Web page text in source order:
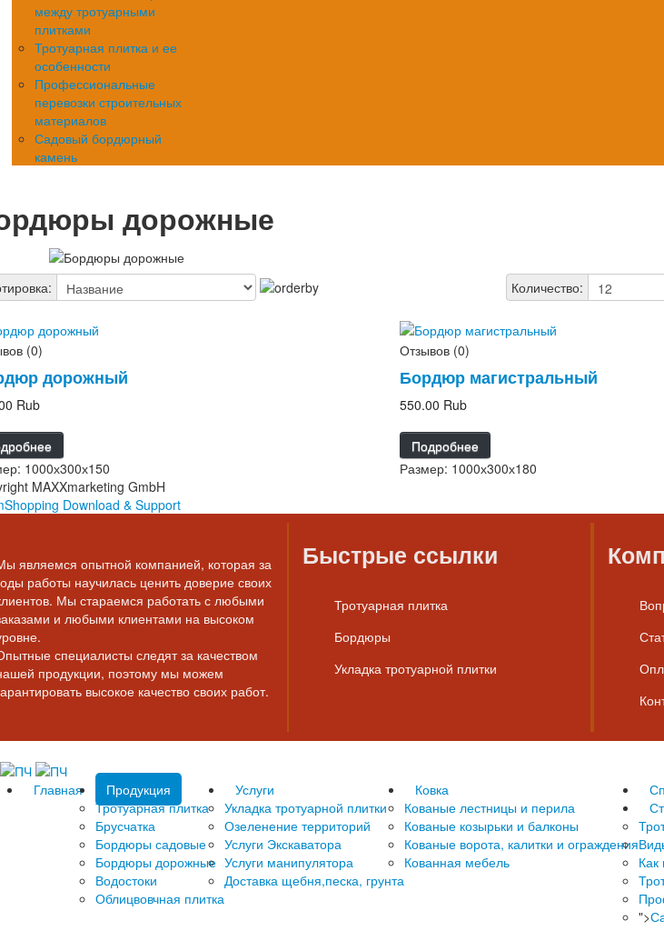
между тротуарными
плитками
Тротуарная плитка и ее
особенности
Профессиональные
перевозки строительных
материалов
Садовый бордюрный
камень
дорожные
Количество:
(0)
дорожный
Rub
1000х300х150
Отзывов (0)
Бордюр магистральный
550.00 Rub
Подробнее
Размер: 1000х300х180
MAXXmarketing GmbH
Download & Support
являемся опытной компанией, которая за
работы научилась ценить доверие своих
Мы стараемся работать с любыми
и любыми клиентами на высоком
специалисты следят за качеством
продукции, поэтому мы можем
высокое качество своих работ.
Быстрые ссылки
Тротуарная плитка
Бордюры
Укладка тротуарной плитки
Главная
Продукция
Тротуарная плитка
Брусчатка
Бордюры садовые
Бордюры дорожные
Водостоки
Облицвовчная плитка
Услуги
Укладка тротуарной плитки
Озеленение территорий
Услуги Экскаватора
Услуги манипулятора
Доставка щебня,песка, грунта
Ковка
Кованые лестницы и перила
Кованые козырьки и балконы
Кованые ворота, калитки и ограждения
Кованная мебель
Как
">